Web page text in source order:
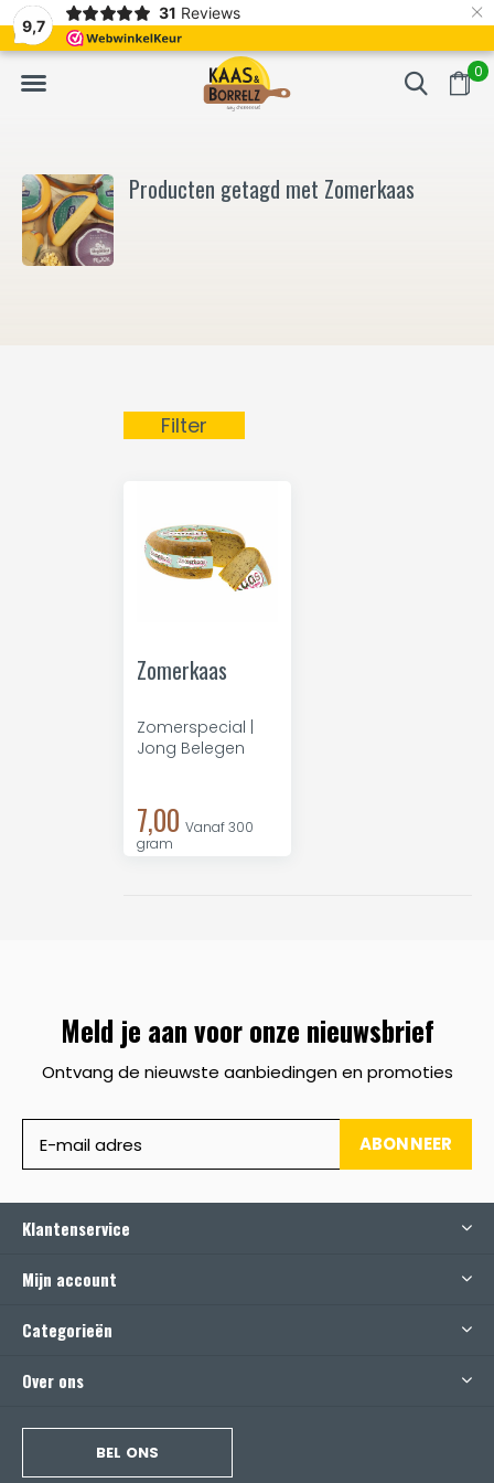
9,7
31 Reviews ×
0
Vers van het mes en gevacumeerd Vaak volgende
Producten getagd met Zomerkaas
Filter
Zomerkaas
Zomerspecial |
Jong Belegen
7,00 Vanaf 300
gram
Meld je aan voor onze nieuwsbrief
Ontvang de nieuwste aanbiedingen en promoties
ABONNEER
Klantenservice
Mijn account
Categorieën
Over ons
BEL ONS